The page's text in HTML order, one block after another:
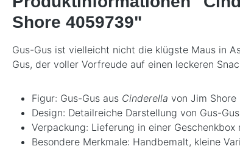
Shore 4059739"
Gus-Gus ist vielleicht nicht die klügste Maus in
Gus, der voller Vorfreude auf einen leckeren
Figur: Gus-Gus aus Cinderella von Jim Shore
Design: Detailreiche Darstellung von Gus-
Verpackung: Lieferung in einer
Besondere Merkmale: Handbemalt, kleine